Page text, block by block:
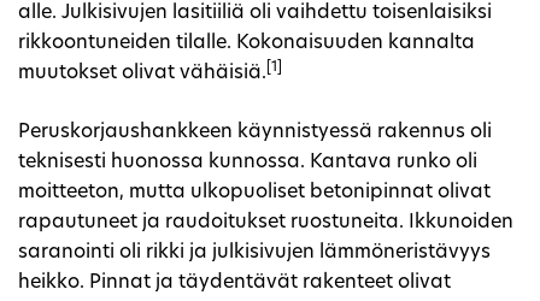
alle. Julkisivujen lasitiiliä oli vaihdettu toisenlaisiksi
rikkoontuneiden tilalle. Kokonaisuuden kannalta
muutokset olivat vähäisiä. [1]
Peruskorjaushankkeen käynnistyessä rakennus oli
teknisesti huonossa kunnossa. Kantava runko oli
moitteeton, mutta ulkopuoliset betonipinnat olivat
rapautuneet ja raudoitukset ruostuneita. Ikkunoiden
saranointi oli rikki ja julkisivujen lämmöneristävyys
heikko. Pinnat ja täydentävät rakenteet olivat